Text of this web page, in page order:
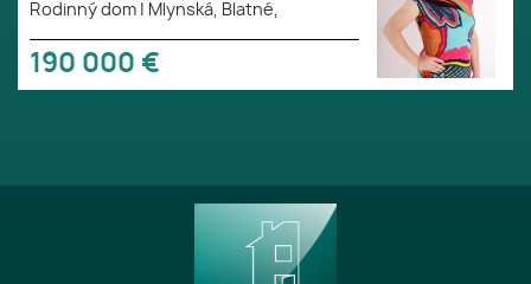
Rodinný dom Mlynská, Blatné,
190 000 €